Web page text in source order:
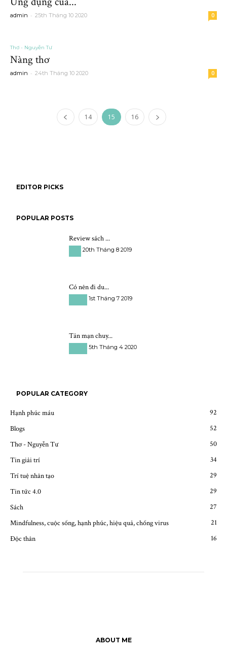
admin - 25th Tháng 10 2020 0
Thơ - Nguyễn Tư
Nàng thơ
admin - 24th Tháng 10 2020 0
14 15 16
EDITOR PICKS
POPULAR POSTS
Review sách ...
20th Tháng 8 2019
Có nên đi du...
1st Tháng 7 2019
Tản mạn chuy...
5th Tháng 4 2020
POPULAR CATEGORY
Hạnh phúc máu
92
Blogs
52
Thơ - Nguyễn Tư
50
Tin giải trí
34
Trí tuệ nhân tạo
29
Tin tức 4.0
29
Sách
27
Mindfulness, cuộc sống, hạnh phúc, hiệu quả, chống virus
21
Độc thân
16
ABOUT ME